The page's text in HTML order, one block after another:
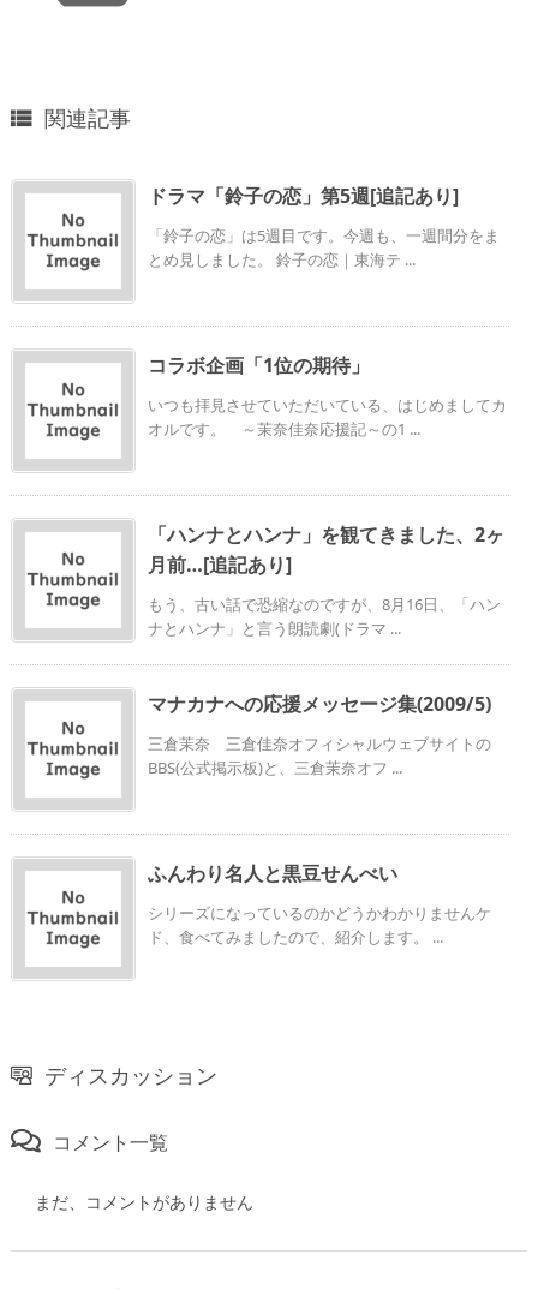
 関連記事
ドラマ「鈴子の恋」第5週[追記あり]
「鈴子の恋」は5週目です。今週も、一週間分をま
とめ見しました。 鈴子の恋｜東海テ ...
コラボ企画「1位の期待」
いつも拝見させていただいている、はじめましてカ
オルです。 ～茉奈佳奈応援記～の1 ...
「ハンナとハンナ」を観てきました、2ヶ
月前…[追記あり]
もう、古い話で恐縮なのですが、8月16日、「ハン
ナとハンナ」と言う朗読劇(ドラマ ...
マナカナへの応援メッセージ集(2009/5)
三倉茉奈 三倉佳奈オフィシャルウェブサイトの
BBS(公式掲示板)と、三倉茉奈オフ ...
ふんわり名人と黒豆せんべい
シリーズになっているのかどうかわかりませんケ
ド、食べてみましたので、紹介します。 ...
ディスカッション
コメント一覧
まだ、コメントがありません